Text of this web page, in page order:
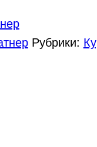
Рубрики: